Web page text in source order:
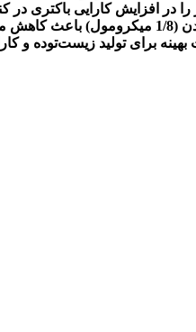
متوسط (36) و مس در غلظت بیشینه (14 میکرومول)
برای تولید زیست‌توده و